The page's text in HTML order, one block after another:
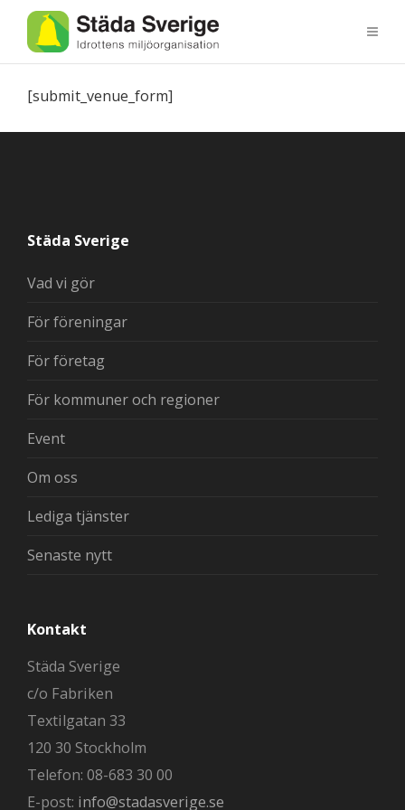
[submit_venue_form]
Städa Sverige
Vad vi gör
För föreningar
För företag
För kommuner och regioner
Event
Om oss
Lediga tjänster
Senaste nytt
Kontakt
Städa Sverige
c/o Fabriken
Textilgatan 33
120 30 Stockholm
Telefon: 08-683 30 00
E-post: info@stadasverige.se